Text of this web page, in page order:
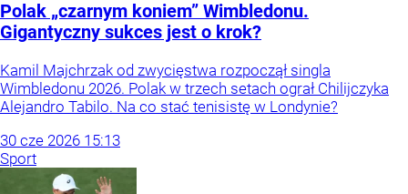
Polak „czarnym koniem” Wimbledonu.
Gigantyczny sukces jest o krok?
Kamil Majchrzak od zwycięstwa rozpoczął singla
Wimbledonu 2026. Polak w trzech setach ograł Chilijczyka
Alejandro Tabilo. Na co stać tenisistę w Londynie?
30 cze 2026 15:13
Sport